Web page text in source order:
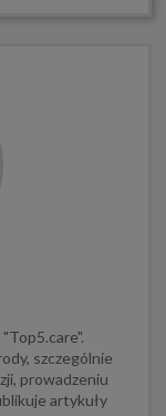
szczególnie
prowadzeniu
artykuły